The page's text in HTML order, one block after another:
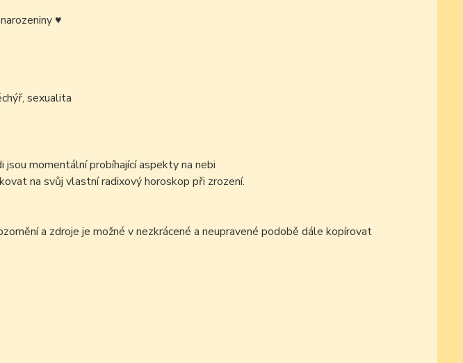
♥
sexualita
momentální probíhající aspekty na nebi
na svůj vlastní radixový horoskop při zrození.
a zdroje je možné v nezkrácené a neupravené podobě dále kopírovat